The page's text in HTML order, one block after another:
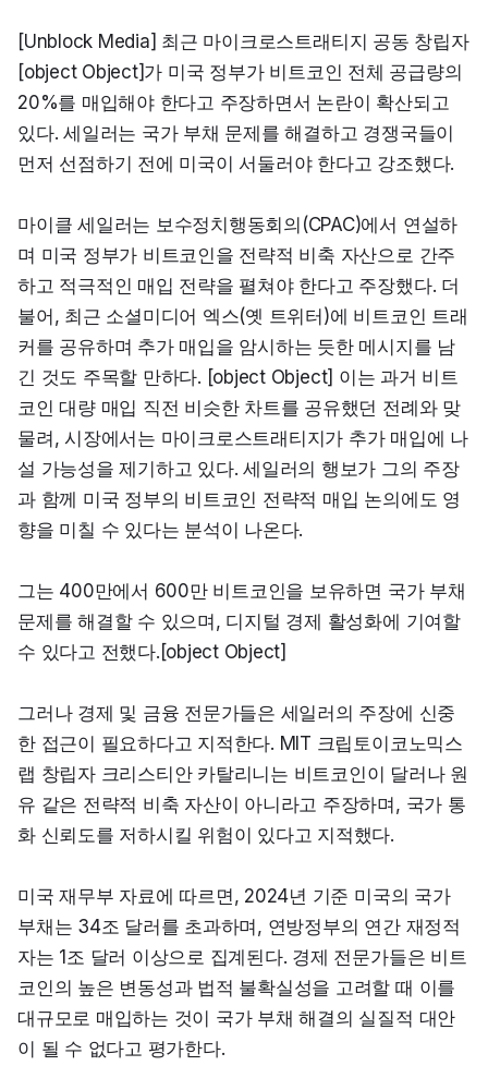
[Unblock Media] 최근 마이크로스트래티지 공동 창립자
[object Object]가 미국 정부가 비트코인 전체 공급량의
20%를 매입해야 한다고 주장하면서 논란이 확산되고
있다. 세일러는 국가 부채 문제를 해결하고 경쟁국들이
먼저 선점하기 전에 미국이 서둘러야 한다고 강조했다.
마이클 세일러는 보수정치행동회의(CPAC)에서 연설하
며 미국 정부가 비트코인을 전략적 비축 자산으로 간주
하고 적극적인 매입 전략을 펼쳐야 한다고 주장했다. 더
불어, 최근 소셜미디어 엑스(옛 트위터)에 비트코인 트래
커를 공유하며 추가 매입을 암시하는 듯한 메시지를 남
긴 것도 주목할 만하다. [object Object] 이는 과거 비트
코인 대량 매입 직전 비슷한 차트를 공유했던 전례와 맞
물려, 시장에서는 마이크로스트래티지가 추가 매입에 나
설 가능성을 제기하고 있다. 세일러의 행보가 그의 주장
과 함께 미국 정부의 비트코인 전략적 매입 논의에도 영
향을 미칠 수 있다는 분석이 나온다.
그는 400만에서 600만 비트코인을 보유하면 국가 부채
문제를 해결할 수 있으며, 디지털 경제 활성화에 기여할
수 있다고 전했다.[object Object]
그러나 경제 및 금융 전문가들은 세일러의 주장에 신중
한 접근이 필요하다고 지적한다. MIT 크립토이코노믹스
랩 창립자 크리스티안 카탈리니는 비트코인이 달러나 원
유 같은 전략적 비축 자산이 아니라고 주장하며, 국가 통
화 신뢰도를 저하시킬 위험이 있다고 지적했다.
미국 재무부 자료에 따르면, 2024년 기준 미국의 국가
부채는 34조 달러를 초과하며, 연방정부의 연간 재정적
자는 1조 달러 이상으로 집계된다. 경제 전문가들은 비트
코인의 높은 변동성과 법적 불확실성을 고려할 때 이를
대규모로 매입하는 것이 국가 부채 해결의 실질적 대안
이 될 수 없다고 평가한다.